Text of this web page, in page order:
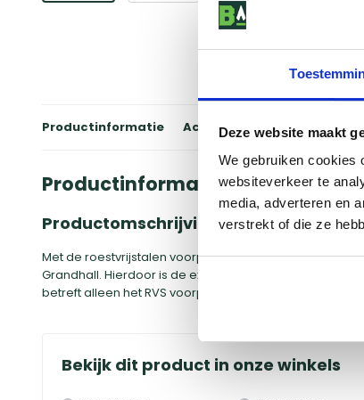
Deze website maakt
We gebruiken cookies
websiteverkeer te
media, adverteren en
verstrekt of die ze
Productinformatie Accessoires Winkels
Productinformatie
Productomschrijving
Met de roestvrijstalen voorpaneel van Grandhall dek
Grandhall. Hierdoor is de extra zijbrander geheel in
betreft alleen het RVS voorpaneel. De zij- en/of sear
Bekijk dit product in onze winkels